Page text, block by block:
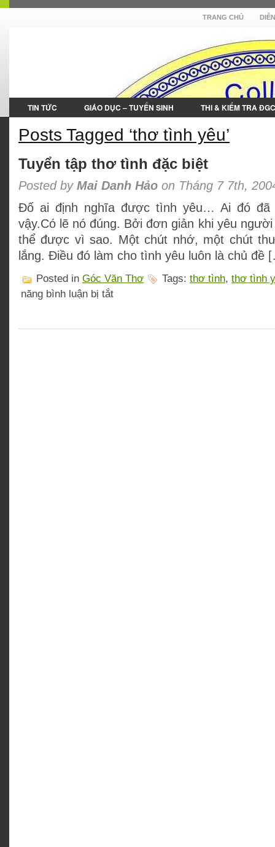
TRANG CHỦ
TIN TỨC GIÁO DỤC – TUYỂN SINH THI & KIỂM TRA
Posts Tagged ‘thơ tình yêu’
Tuyển tập thơ tình đặc biệt
Posted by Mai Danh Hảo on Tháng 7 7th,
Đố ai định nghĩa được tình yêu… Ai đó
vậy.Có lẽ nó đúng. Bởi đơn giản khi yêu
thể được vì sao. Một chút nhớ, một chút
lắng. Điều đó làm cho tình yêu luôn là chủ đề
Posted in Góc Văn Thơ Tags: thơ tình, thơ tình
năng bình luận bị tắtở
tình